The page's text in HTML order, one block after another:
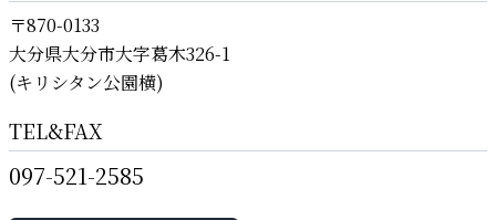
〒870-0133
大分県大分市大字葛木326-1
(キリシタン公園横)
TEL&FAX
097-521-2585